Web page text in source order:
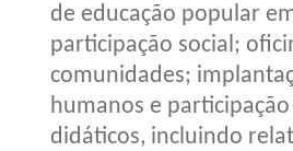
de educação popular
participação social;
comunidades;
humanos e
didáticos, incluindo